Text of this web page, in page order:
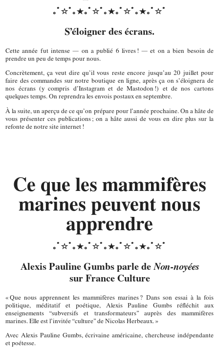
S’éloigner des écrans.
Cette année fut intense — on a publié 6 livres ! — et on a bien besoin de
prendre un peu de temps pour nous.
Concrètement, ça veut dire qu’il vous reste encore jusqu’au 20 juillet pour
faire des commandes sur notre boutique en ligne, après ça on s’éloignera de
nos écrans (y compris d’Instagram et de Mastodon !) et de nos cartons
quelques temps. On reprendra les envois postaux en septembre.
À la suite, un aperçu de ce qu’on prépare pour l’année prochaine. On a hâte de
vous présenter ces publications ; on a hâte aussi de vous en dire plus sur la
refonte de notre site internet !
Ce que les mammifères
marines peuvent nous
apprendre
Alexis Pauline Gumbs parle de Non-noyées
sur France Culture
« Que nous apprennent les mammifères marines ? Dans son essai à la fois
politique, méditatif et poétique, Alexis Pauline Gumbs réfléchit aux
enseignements “subversifs et transformateurs” auprès des mammifères
marines. Elle est l’invitée “culture” de Nicolas Herbeaux. »
Avec Alexis Pauline Gumbs, écrivaine américaine, chercheuse indépendante
et poétesse.